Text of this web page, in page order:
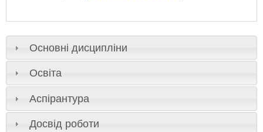
Основні дисципліни
Освіта
Аспірантура
Досвід роботи